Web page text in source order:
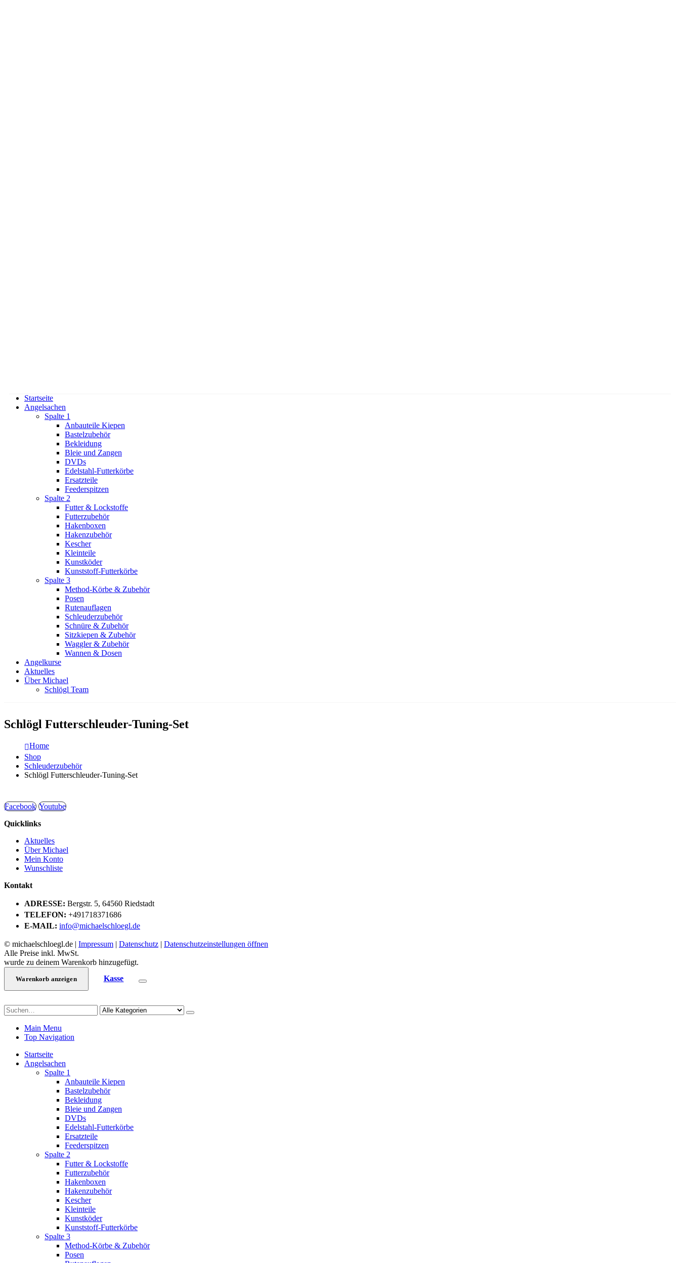
Startseite
Angelsachen
Spalte 1
Anbauteile Kiepen
Bastelzubehör
Bekleidung
Bleie und Zangen
DVDs
Edelstahl-Futterkörbe
Ersatzteile
Feederspitzen
Spalte 2
Futter & Lockstoffe
Futterzubehör
Hakenboxen
Hakenzubehör
Kescher
Kleinteile
Kunstköder
Kunststoff-Futterkörbe
Spalte 3
Method-Körbe & Zubehör
Posen
Rutenauflagen
Schleuderzubehör
Schnüre & Zubehör
Sitzkiepen & Zubehör
Waggler & Zubehör
Wannen & Dosen
Angelkurse
Aktuelles
Über Michael
Schlögl Team
Schlögl Futterschleuder-Tuning-Set
Home
Shop
Schleuderzubehör
Schlögl Futterschleuder-Tuning-Set
Facebook Youtube
Quicklinks
Aktuelles
Über Michael
Mein Konto
Wunschliste
Kontakt
ADRESSE: Bergstr. 5, 64560 Riedstadt
TELEFON: +491718371686
E-MAIL: info@michaelschloegl.de
© michaelschloegl.de | Impressum | Datenschutz | Datenschutzeinstellungen öffnen
Alle Preise inkl. MwSt.
wurde zu deinem Warenkorb hinzugefügt.
Warenkorb anzeigen Kasse
Main Menu
Top Navigation
Startseite
Angelsachen
Spalte 1
Anbauteile Kiepen
Bastelzubehör
Bekleidung
Bleie und Zangen
DVDs
Edelstahl-Futterkörbe
Ersatzteile
Feederspitzen
Spalte 2
Futter & Lockstoffe
Futterzubehör
Hakenboxen
Hakenzubehör
Kescher
Kleinteile
Kunstköder
Kunststoff-Futterkörbe
Spalte 3
Method-Körbe & Zubehör
Posen